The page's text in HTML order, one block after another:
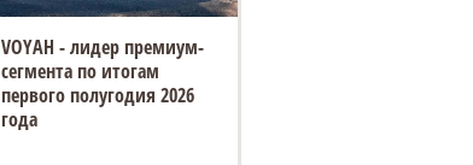
VOYAH - лидер премиум-
сегмента по итогам
первого полугодия 2026
года